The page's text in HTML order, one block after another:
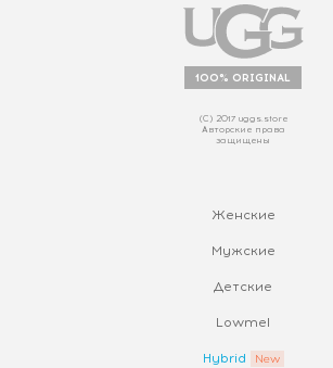
100% ORIGINAL
(С) 2017 uggs.store
Авторские права
защищены
Женские
Мужские
Детские
Lowmel
Hybrid